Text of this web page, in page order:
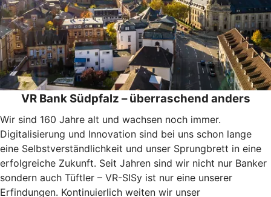
VR Bank Südpfalz – überraschend anders
Wir sind 160 Jahre alt und wachsen noch immer.
Digitalisierung und Innovation sind bei uns schon lange
eine Selbstverständlichkeit und unser Sprungbrett in eine
erfolgreiche Zukunft. Seit Jahren sind wir nicht nur Banker
sondern auch Tüftler – VR-SISy ist nur eine unserer
Erfindungen. Kontinuierlich weiten wir unser